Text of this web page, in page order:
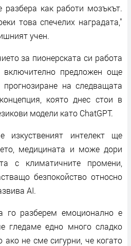
как работи мозъкът.
това спечелих наградата,"
учен.
за пионерската си работа
предложен още
на следващата
която днес стои в
модели като ChatGPT.
изкуственият интелект ще
медицината и може дори
с климатичните промени,
безпокойство относно
AI.
го разберем емоционално е
гледаме едно много сладко
ако не сме сигурни, че когато